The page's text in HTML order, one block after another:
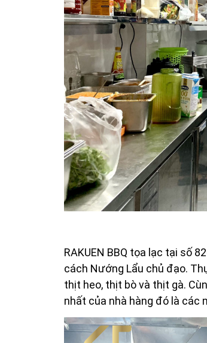
RAKUEN BBQ tọa lạc tại số
cách Nướng Lẩu chủ đạo.
thịt heo, thịt bò và thịt gà.
nhất của nhà hàng đó là các